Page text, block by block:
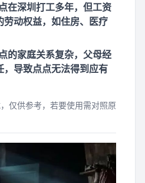
在深圳打工多年，但工资
劳动权益，如住房、医疗
的家庭关系复杂，父母经
，导致点点无法得到应有
仅供参考，若要使用需对照原